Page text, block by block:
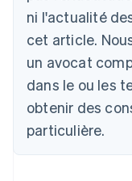
ni l'actualité
cet article.
un avocat
dans le ou les
obtenir des
particulière.
English
DeutschEnglish
Belgique
Nederlands
Brésil
PortuguêsEnglish
Bulgarie
Canada